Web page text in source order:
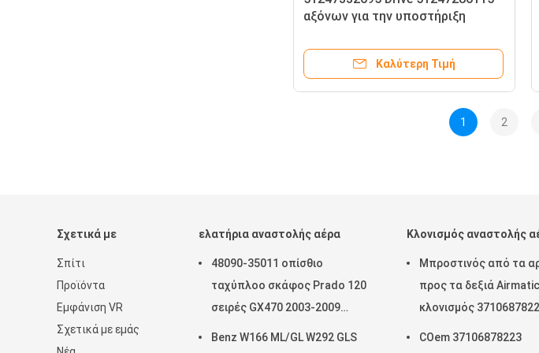
αξόνων για την υποστήριξη
X5 E70 E70 LCI
Καλύτερη Τιμή
1 2
Σχετικά με
Σπίτι
Προϊόντα
Εμφάνιση VR
Σχετικά με εμάς
ελατήρια αναστολής αέρα
48090-35011 οπίσθιο
ταχύπλοο σκάφος Prado 120
σειρές GX470 2003-2009
Benz W166 ML/GL W292 GLS
Κλονισμός αναστολής
Μπροστινός από τα
προς τα δεξιά Airmatic
κλονισμός
COem 37106878223